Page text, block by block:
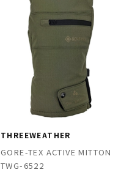
THREEWEATHER
GORE-TEX ACTIVE MITTON
TWG-6522